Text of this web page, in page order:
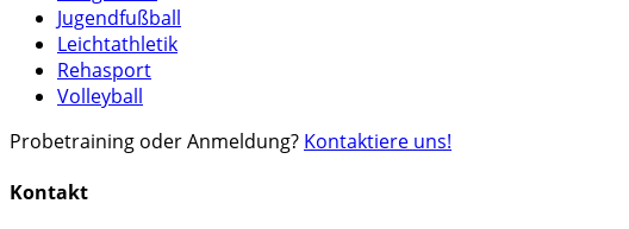
Jugendfußball
Leichtathletik
Rehasport
Volleyball
Probetraining oder Anmeldung? Kontaktiere uns!
Kontakt